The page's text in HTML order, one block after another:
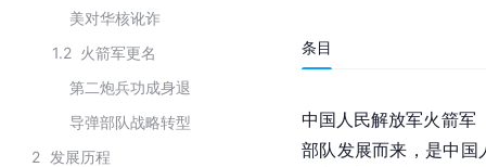
美对华核讹诈
1.2 火箭军更名
第二炮兵功成身退
导弹部队战略转型
2 发展历程
条目
中国人民解放军火箭军
部队发展而来，是中国